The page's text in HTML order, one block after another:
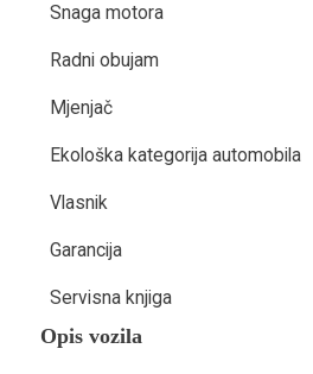
Snaga motora
Radni obujam
Mjenjač
Ekološka kategorija automobila
Vlasnik
Garancija
Servisna knjiga
Opis vozila